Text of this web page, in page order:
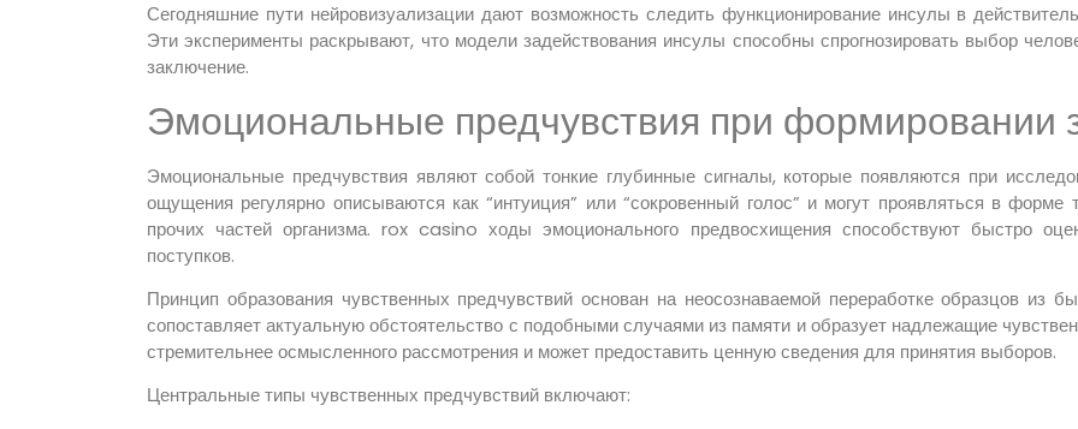
Сегодняшние пути нейровизуализации дают возможность следить функционирование инсулы в
Эти эксперименты раскрывают, что модели задействования инсулы способны спрогнозировать выбор
заключение.
Эмоциональные предчувствия при формировании
Эмоциональные предчувствия являют собой тонкие глубинные сигналы, которые появляются при
ощущения регулярно описываются как “интуиция” или “сокровенный голос” и могут проявляться в
прочих частей организма. rox casino ходы эмоционального предвосхищения способствуют быстро
поступков.
Принцип образования чувственных предчувствий основан на неосознаваемой переработке образцов из
сопоставляет актуальную обстоятельство с подобными случаями из памяти и образует надлежащие
стремительнее осмысленного рассмотрения и может предоставить ценную сведения для принятия выборов.
Центральные типы чувственных предчувствий включают: